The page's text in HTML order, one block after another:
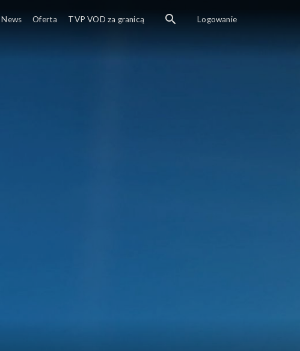
News Oferta TVP VOD za granicą Logowanie